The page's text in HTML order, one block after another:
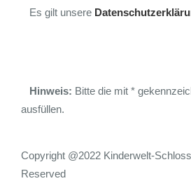
Es gilt unsere
Hinweis: Bitte die mit *
ausfüllen.
Copyright @2022 Kinderwelt-
Reserved